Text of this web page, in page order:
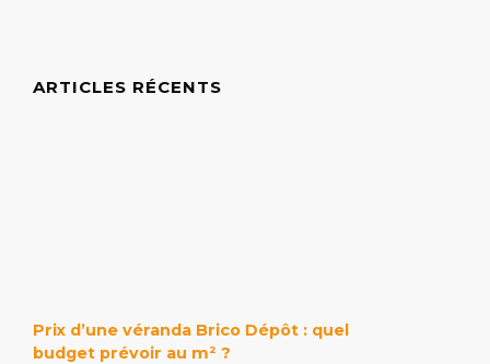
ARTICLES RÉCENTS
Prix d’une véranda Brico Dépôt : quel
budget prévoir au m² ?